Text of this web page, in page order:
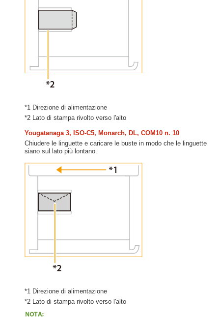
*1 Direzione di alimentazione
*2 Lato di stampa rivolto verso l'alto
Yougatanaga 3, ISO-C5, Monarch, DL, COM10 n. 10
Chiudere le linguette e caricare le buste in modo che le linguette
siano sul lato più lontano.
*1 Direzione di alimentazione
*2 Lato di stampa rivolto verso l'alto